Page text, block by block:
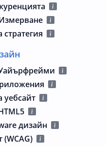
уебсайт
дизайн
(WCAG)